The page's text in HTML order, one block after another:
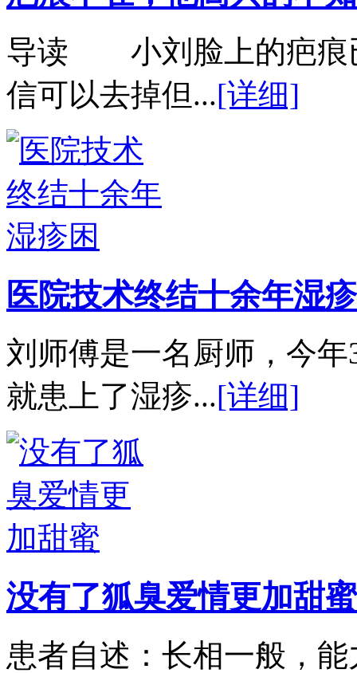
导读 小刘脸上的疤痕
信可以去掉但...[详细]
医院技术终结十余年湿
刘师傅是一名厨师，今
就患上了湿疹...[详细]
没有了狐臭爱情更加甜蜜
患者自述：长相一般，